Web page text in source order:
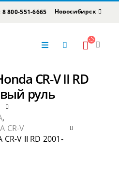
8 800-551-6665 Новосибирск
CR-V II RD
руль
,
CR-V
V II RD 2001-